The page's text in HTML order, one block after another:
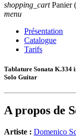
shopping_cart Panier
menu
Présentation
Catalogue
Tarifs
Tablature Sonata K.334
Solo Guitar
A propos de
Artiste : Domenico